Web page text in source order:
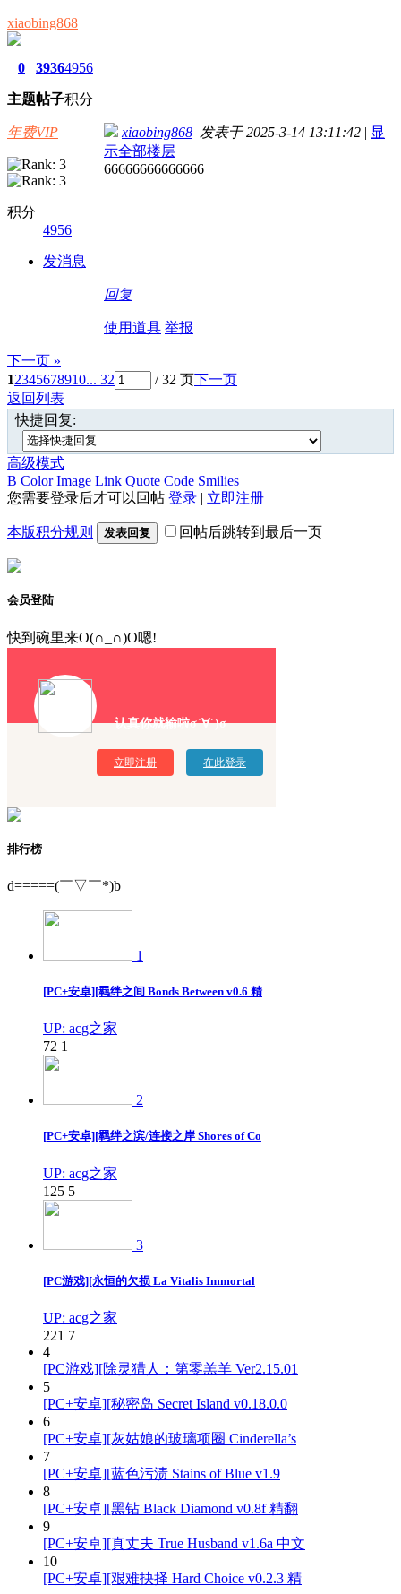
xiaobing868
0
主题
3936
帖子
4956
积分
年费VIP
积分
4956
发消息
xiaobing868 发表于 2025-3-14 13:11:42 | 显
示全部楼层
66666666666666
回复
使用道具 举报
下一页 »
12345678910... 32 / 32 页下一页
返回列表
快捷回复:
高级模式
B Color Image Link Quote Code Smilies
您需要登录后才可以回帖 登录 | 立即注册
本版积分规则 发表回复 回帖后跳转到最后一页
会员登陆
快到碗里来O(∩_∩)O嗯!
认真你就输啦σ`∀´)σ
立即注册 在此登录
排行榜
d=====(￣▽￣*)b
1
[PC+安卓][羁绊之间 Bonds Between v0.6 精
UP: acg之家
72 1
2
[PC+安卓][羁绊之滨/连接之岸 Shores of Co
UP: acg之家
125 5
3
[PC游戏][永恒的欠损 La Vitalis Immortal
UP: acg之家
221 7
4
[PC游戏][除灵猎人：第零羔羊 Ver2.15.01
5
[PC+安卓][秘密岛 Secret Island v0.18.0.0
6
[PC+安卓][灰姑娘的玻璃项圈 Cinderella’s
7
[PC+安卓][蓝色污渍 Stains of Blue v1.9
8
[PC+安卓][黑钻 Black Diamond v0.8f 精翻
9
[PC+安卓][真丈夫 True Husband v1.6a 中文
10
[PC+安卓][艰难抉择 Hard Choice v0.2.3 精